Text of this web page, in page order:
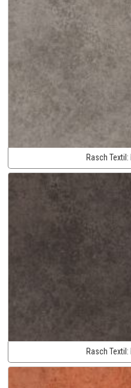
Rasch Textil:
Rasch Textil: